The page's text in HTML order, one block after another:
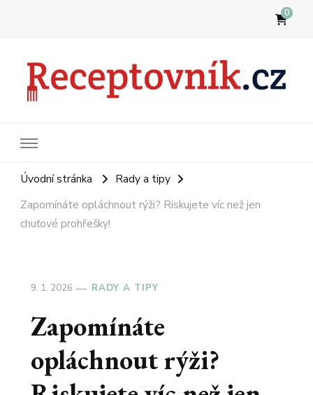
0
Úvodní stránka
Rady a tipy
Zapomínáte opláchnout rýži? Riskujete víc než jen
chuťové prohřešky!
9. 1. 2026 RADY A TIPY
Zapomínáte
opláchnout rýži?